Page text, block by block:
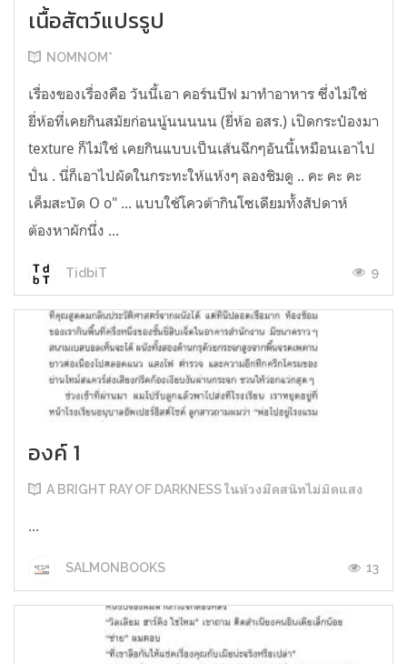
เนื้อสัตว์แปรรูป
NOMNOM*
เรื่องของเรื่องคือ วันนี้เอา คอร์นบีฟ มาทำอาหาร ซึ่งไม่ใช่
ยี่ห้อที่เคยกินสมัยก่อนนู้นนนนน (ยี่ห้อ อสร.) เปิดกระป๋องมา
texture ก็ไม่ใช่ เคยกินแบบเป็นเส้นฉีกๆอันนี้เหมือนเอาไป
ปั่น . นี่ก็เอาไปผัดในกระทะให้แห้งๆ ลองชิมดู .. คะ คะ คะ
เค็มสะบัด O o" ... แบบใช้โควต้ากินโซเดียมทั้งสัปดาห์
ต้องหาผักนึ่ง ...
TidbiT 9
องค์ 1
A BRIGHT RAY OF DARKNESS ในห้วงมืดสนิทไม่มิดแสง
...
SALMONBOOKS 13